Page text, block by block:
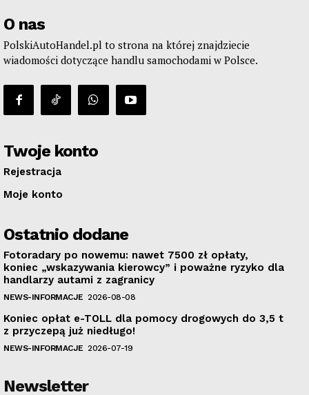
O nas
PolskiAutoHandel.pl to strona na której znajdziecie
wiadomości dotyczące handlu samochodami w Polsce.
Twoje konto
Rejestracja
Moje konto
Ostatnio dodane
Fotoradary po nowemu: nawet 7500 zł opłaty,
koniec „wskazywania kierowcy” i poważne ryzyko dla
handlarzy autami z zagranicy
NEWS-INFORMACJE 2026-08-08
Koniec opłat e-TOLL dla pomocy drogowych do 3,5 t
z przyczepą już niedługo!
NEWS-INFORMACJE 2026-07-19
Newsletter